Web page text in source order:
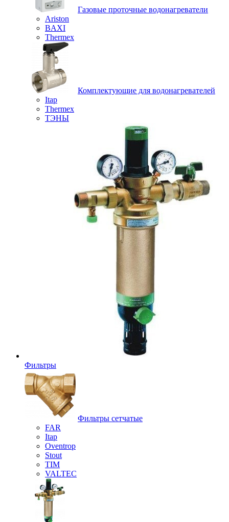
Газовые проточные водонагреватели
Ariston
BAXI
Thermex
Комплектующие для водонагревателей
Itap
Thermex
ТЭНЫ
Фильтры
Фильтры сетчатые
FAR
Itap
Oventrop
Stout
TIM
VALTEC